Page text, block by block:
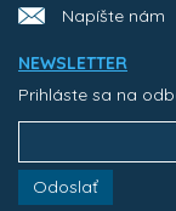
Napíšte nám
NEWSLETTER
Prihláste sa na
Odoslať